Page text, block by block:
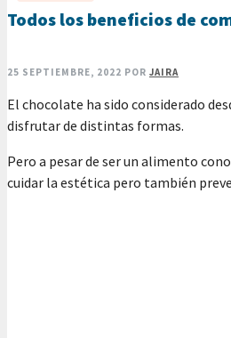
Todos los beneficios de
25 SEPTIEMBRE, 2022 POR JAIRA
El chocolate ha sido considerado
disfrutar de distintas formas.
Pero a pesar de ser un alimento
cuidar la estética pero también